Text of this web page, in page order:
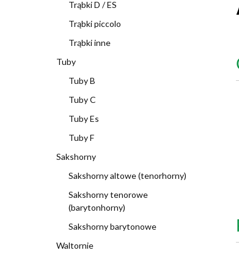
Trąbki D / ES
Trąbki piccolo
Trąbki inne
Tuby
Tuby B
Tuby C
Tuby Es
Tuby F
Sakshorny
Sakshorny altowe (tenorhorny)
Sakshorny tenorowe
(barytonhorny)
Sakshorny barytonowe
Waltornie